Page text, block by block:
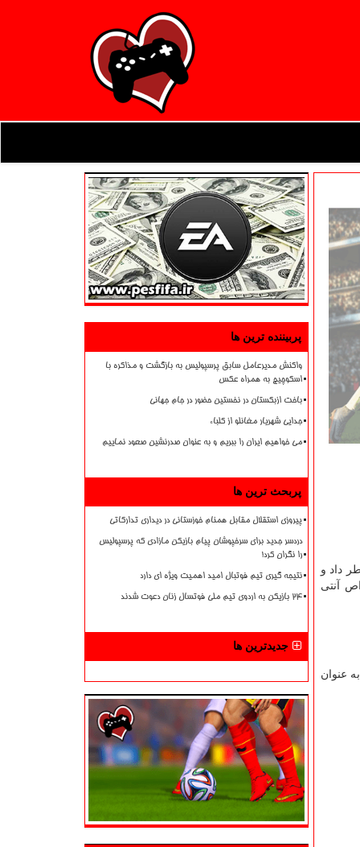
داد و
آنتی
عنوان
پربیننده ترین ها
واکنش مدیرعامل سابق پرسپولیس به بازگشت و مذاکره با
اسکوچیچ به همراه عکس
باخت ازبکستان در نخستین حضور در جام جهانی
جدایی شهریار مغانلو از کلباء
می خواهیم ایران را ببریم و به عنوان صدرنشین صعود نماییم
پربحث ترین ها
پیروزی استقلال مقابل همنام خوزستانی در دیداری تدارکاتی
دردسر جدید برای سرخپوشان پیام بازیکن مازادی که پرسپولیس
را نگران کرد!
نتیجه گیری تیم فوتبال امید اهمیت ویژه ای دارد
۲۴ بازیکن به اردوی تیم ملی فوتسال زنان دعوت شدند
جدیدترین ها